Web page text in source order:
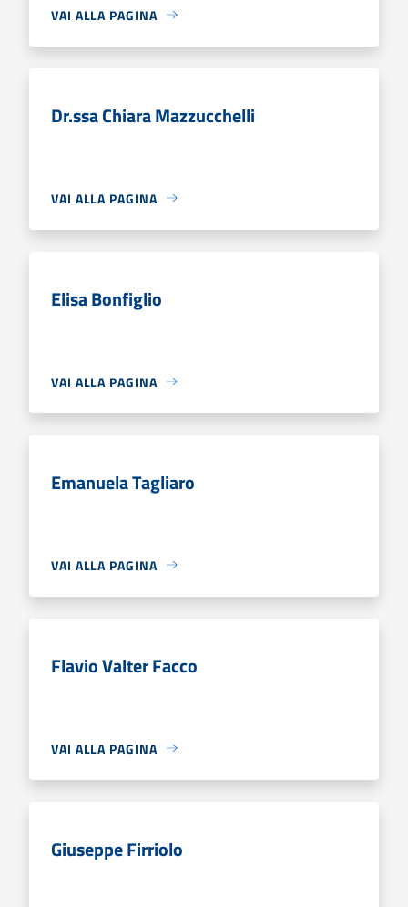
VAI ALLA PAGINA
Dr.ssa Chiara Mazzucchelli
VAI ALLA PAGINA
Elisa Bonfiglio
VAI ALLA PAGINA
Emanuela Tagliaro
VAI ALLA PAGINA
Flavio Valter Facco
VAI ALLA PAGINA
Giuseppe Firriolo